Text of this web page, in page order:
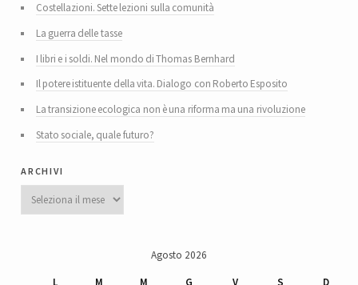
Costellazioni. Sette lezioni sulla comunità
La guerra delle tasse
I libri e i soldi. Nel mondo di Thomas Bernhard
Il potere istituente della vita. Dialogo con Roberto Esposito
La transizione ecologica non è una riforma ma una rivoluzione
Stato sociale, quale futuro?
archivi
Archivi
Agosto 2026